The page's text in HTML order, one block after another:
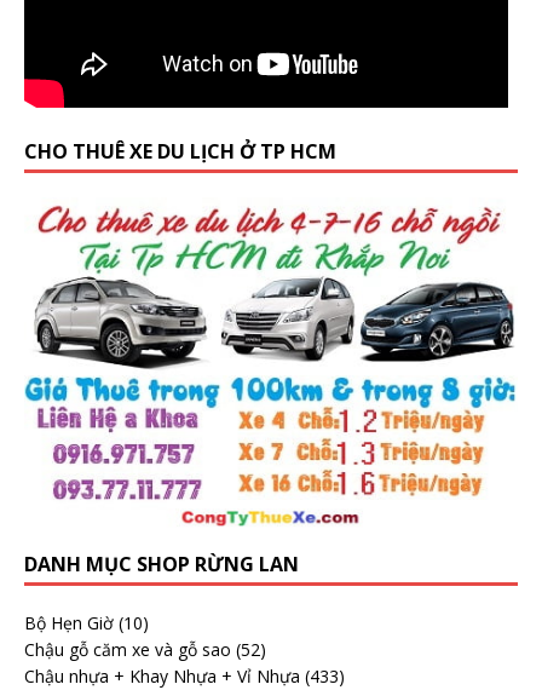
CHO THUÊ XE DU LỊCH Ở TP HCM
DANH MỤC SHOP RỪNG LAN
Bộ Hẹn Giờ (10)
Chậu gỗ căm xe và gỗ sao (52)
Chậu nhựa + Khay Nhựa + Vỉ Nhựa (433)